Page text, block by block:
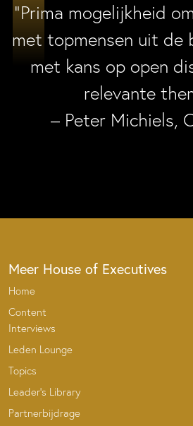
“Prima mogelijkheid
met topmensen uit de
met kans op open
relevante
– Peter Michiels,
Meer House of Executives
Home
Content
Interviews
Leden Lounge
Topics
Leader’s Library
Partnerbijdrage